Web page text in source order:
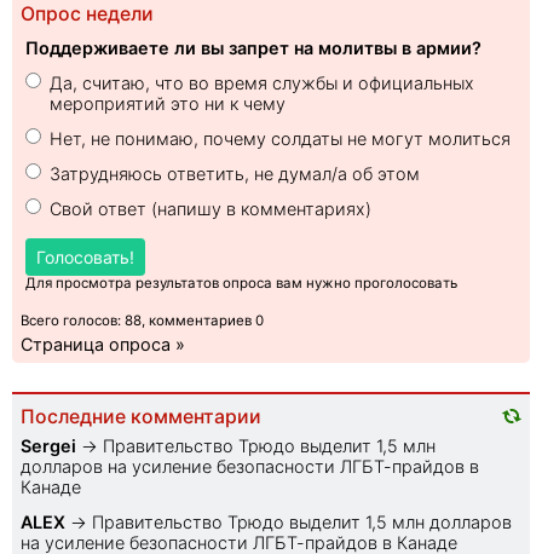
Опрос недели
Поддерживаете ли вы запрет на молитвы в армии?
Да, считаю, что во время службы и официальных
мероприятий это ни к чему
Нет, не понимаю, почему солдаты не могут молиться
Затрудняюсь ответить, не думал/а об этом
Свой ответ (напишу в комментариях)
Голосовать!
Для просмотра результатов опроса вам нужно проголосовать
Всего голосов: 88, комментариев 0
Страница опроса »
Последние комментарии
Sеrgei → Правительство Трюдо выделит 1,5 млн
долларов на усиление безопасности ЛГБТ-прайдов в
Канаде
ALEX → Правительство Трюдо выделит 1,5 млн долларов
на усиление безопасности ЛГБТ-прайдов в Канаде